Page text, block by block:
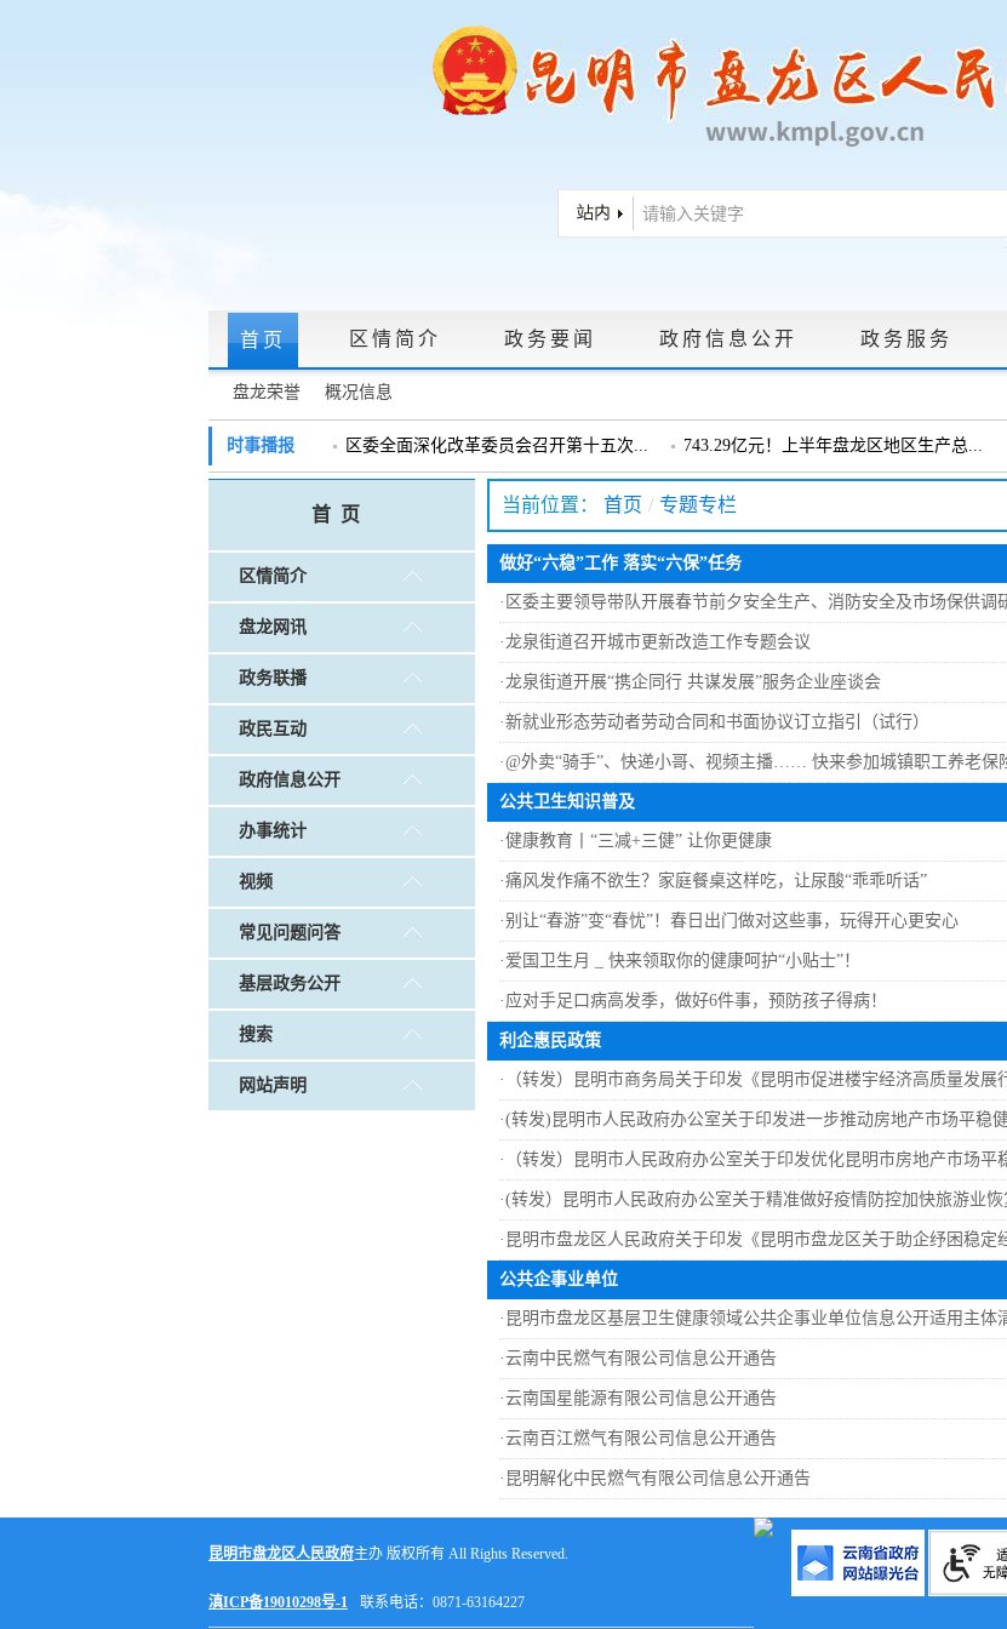
首页 区情简介 政务要闻 政府信息公开 政务服务
盘龙荣誉 概况信息
政府信息公开指南 | 政府信息公开制度 | 政策文件 法定主动公开内容 | 政府信息公开年报
常见问题问答
调查征集 做好“六稳”工作 落实“六保”任务 | 公共卫生知识普及
时事播报 区委全面深化改革委员会召开第十五次... 743.29亿元！上半年盘龙区地区生产总...
戴惠明调研辖区汽车企业 戴惠明调研龙泉街道
盘龙区委2026年度巡察工作会暨十三届...
戴惠明调研白沙河社区治理和东白沙河... 戴惠明与成都广安商会一行座谈
首 页
区情简介
盘龙网讯
政务联播
政民互动
政府信息公开
办事统计
视频
常见问题问答
基层政务公开
搜索
网站声明
当前位置： 首页 / 专题专栏
做好“六稳”工作 落实“六保”任务
· 区委主要领导带队开展春节前夕安全生产、消防安全及市场保供调
·龙泉街道召开城市更新改造工作专题会议
·龙泉街道开展“携企同行 共谋发展”服务企业座谈会
·新就业形态劳动者劳动合同和书面协议订立指引（试行）
·@外卖“骑手”、快递小哥、视频主播…… 快来参加城镇职工养老保
公共卫生知识普及
·健康教育丨“三减+三健” 让你更健康
·痛风发作痛不欲生？家庭餐桌这样吃，让尿酸“乖乖听话”
·别让“春游”变“春忧”！春日出门做对这些事，玩得开心更安心
· 爱国卫生月 _ 快来领取你的健康呵护“小贴士”！
· 应对手足口病高发季，做好6件事，预防孩子得病！
利企惠民政策
· （转发）昆明市商务局关于印发《昆明市促进楼宇经济高质量发展
·(转发)昆明市人民政府办公室关于印发进一步推动房地产市场平稳
· （转发）昆明市人民政府办公室关于印发优化昆明市房地产市场平
·(转发）昆明市人民政府办公室关于精准做好疫情防控加快旅游业恢
· 昆明市盘龙区人民政府关于印发《昆明市盘龙区关于助企纾困稳定
公共企事业单位
· 昆明市盘龙区基层卫生健康领域公共企事业单位信息公开适用主体
·云南中民燃气有限公司信息公开通告
·云南国星能源有限公司信息公开通告
·云南百江燃气有限公司信息公开通告
· 昆明解化中民燃气有限公司信息公开通告 ​
昆明市盘龙区人民政府主办 版权所有 All Rights Reserved.
滇ICP备19010298号-1 联系电话：0871-63164227